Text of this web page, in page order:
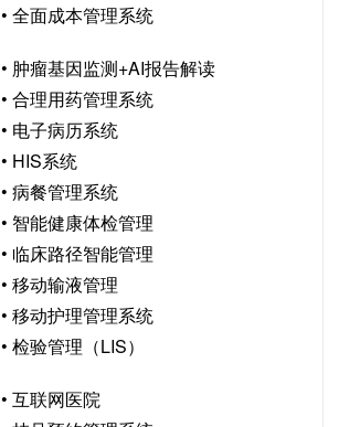
• 全面成本管理系统
• 肿瘤基因监测+AI报告解读
• 合理用药管理系统
• 电子病历系统
• HIS系统
• 病餐管理系统
• 智能健康体检管理
• 临床路径智能管理
• 移动输液管理
• 移动护理管理系统
• 检验管理（LIS）
• 互联网医院